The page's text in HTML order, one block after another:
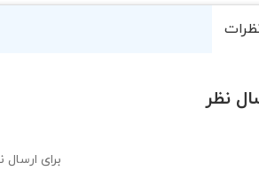
نظر
برای ارسال